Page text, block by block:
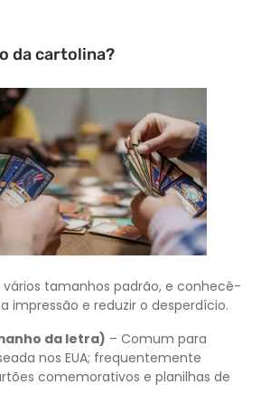
da cartolina?
tamanhos padrão, e conhecê-
impressão e reduzir o desperdício.
da letra) – Comum para
nos EUA; frequentemente
comemorativos e planilhas de